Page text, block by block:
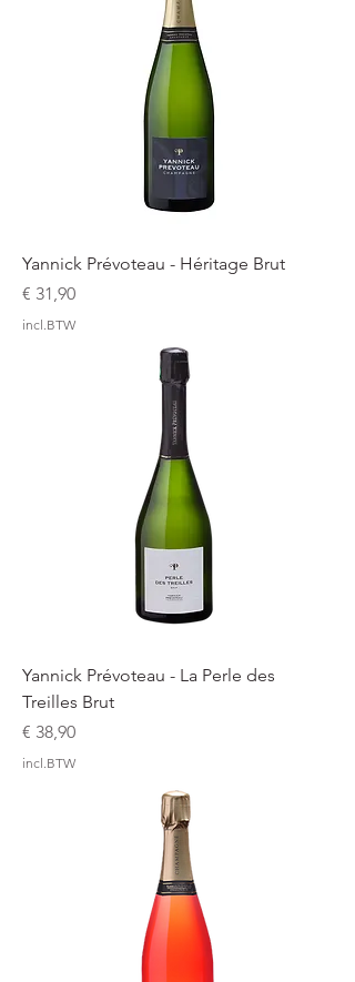
Yannick Prévoteau - Héritage Brut
Prijs
€ 31,90
incl.BTW
Yannick Prévoteau - La Perle des
Treilles Brut
Prijs
€ 38,90
incl.BTW